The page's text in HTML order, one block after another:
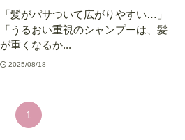
「髪がパサついて広がりやすい…」
「うるおい重視のシャンプーは、髪
が重くなるか...
2025/08/18
1